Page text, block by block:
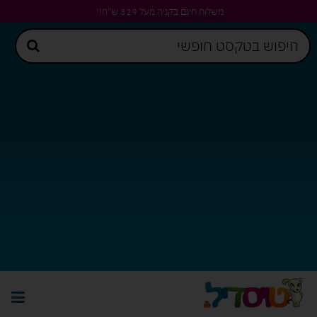
משלוח חינם בקניה מעל 329 ש"ח!!